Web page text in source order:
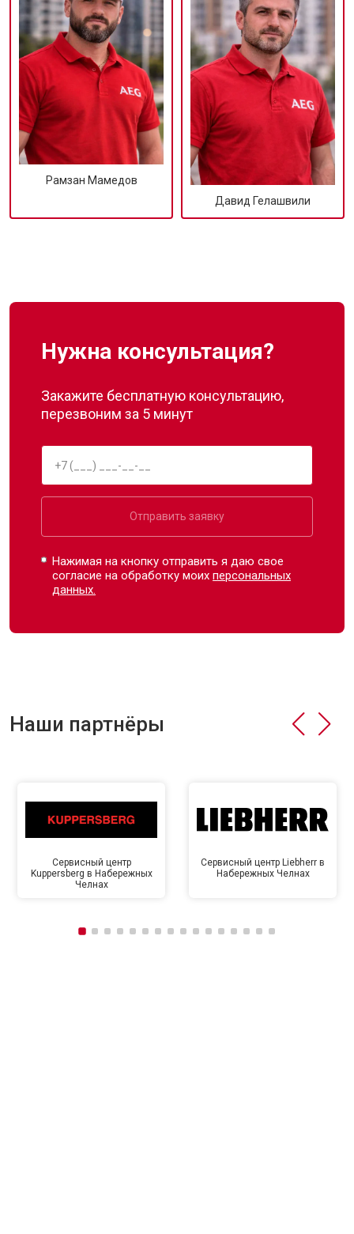
Рамзан Мамедов
Давид Гелашвили
Нужна консультация?
Закажите бесплатную консультацию,
перезвоним за 5 минут
Отправить заявку
Нажимая на кнопку отправить я даю свое
согласие на обработку моихперсональных
данных.
Наши партнёры
Сервисный центр
Kuppersberg в Набережных
Челнах
Сервисный центр Liebherr в
Набережных Челнах